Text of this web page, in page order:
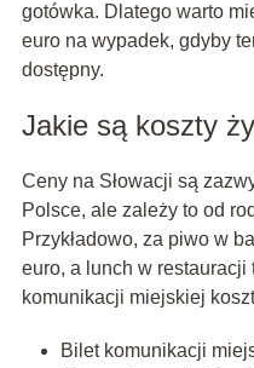
gotówka. Dlatego warto
euro na wypadek, gdyby
dostępny.
Jakie są koszty
Ceny na Słowacji są
Polsce, ale zależy to od
Przykładowo, za piwo w
euro, a lunch w restauracji
komunikacji miejskiej
Bilet komunikacji